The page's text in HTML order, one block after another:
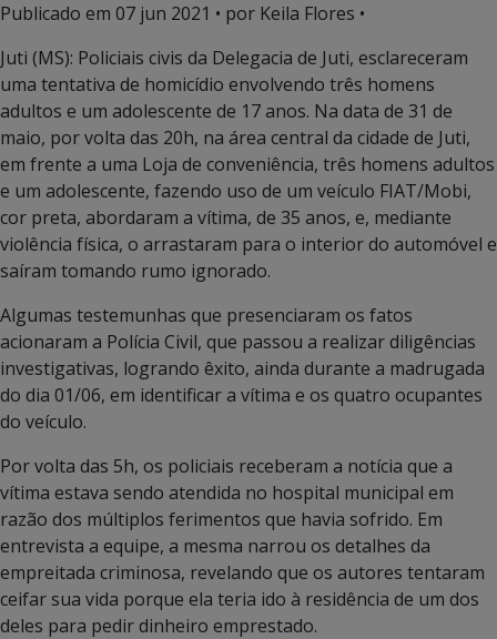
Publicado em 07 jun 2021 • por Keila Flores •
Juti (MS): Policiais civis da Delegacia de Juti, esclareceram
uma tentativa de homicídio envolvendo três homens
adultos e um adolescente de 17 anos. Na data de 31 de
maio, por volta das 20h, na área central da cidade de Juti,
em frente a uma Loja de conveniência, três homens adultos
e um adolescente, fazendo uso de um veículo FIAT/Mobi,
cor preta, abordaram a vítima, de 35 anos, e, mediante
violência física, o arrastaram para o interior do automóvel e
saíram tomando rumo ignorado.
Algumas testemunhas que presenciaram os fatos
acionaram a Polícia Civil, que passou a realizar diligências
investigativas, logrando êxito, ainda durante a madrugada
do dia 01/06, em identificar a vítima e os quatro ocupantes
do veículo.
Por volta das 5h, os policiais receberam a notícia que a
vítima estava sendo atendida no hospital municipal em
razão dos múltiplos ferimentos que havia sofrido. Em
entrevista a equipe, a mesma narrou os detalhes da
empreitada criminosa, revelando que os autores tentaram
ceifar sua vida porque ela teria ido à residência de um dos
deles para pedir dinheiro emprestado.